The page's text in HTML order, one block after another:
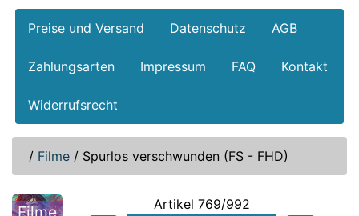
Preise und Versand Datenschutz AGB
Zahlungsarten Impressum FAQ Kontakt
Widerrufsrecht
/ Filme / Spurlos verschwunden (FS - FHD)
Filme
Artikel 769/992